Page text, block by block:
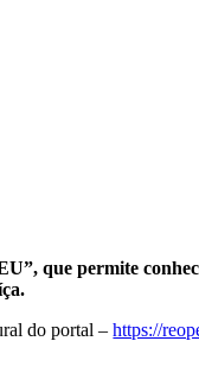
que permite
do portal –https://